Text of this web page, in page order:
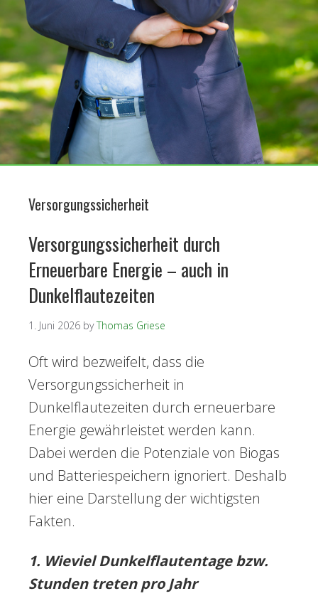
Versorgungssicherheit
Versorgungssicherheit durch
Erneuerbare Energie – auch in
Dunkelflautezeiten
1. Juni 2026 byThomas Griese
Oft wird bezweifelt, dass die
Versorgungssicherheit in
Dunkelflautezeiten durch erneuerbare
Energie gewährleistet werden kann.
Dabei werden die Potenziale von Biogas
und Batteriespeichern ignoriert. Deshalb
hier eine Darstellung der wichtigsten
Fakten.
1. Wieviel Dunkelflautentage bzw.
Stunden treten pro Jahr